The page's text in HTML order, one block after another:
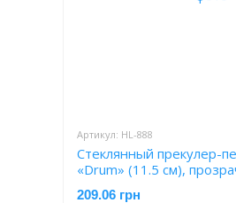
Артикул: HL-888
Стеклянный прекулер-
«Drum» (11.5 см),
209.06 грн